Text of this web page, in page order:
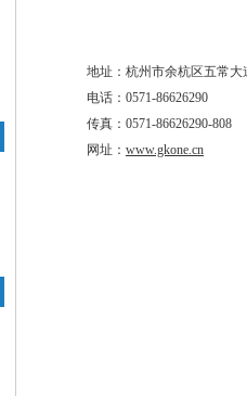
地址：杭州市余杭区五常大
电话：0571-86626290
传真：0571-86626290-808
网址： www.gkone.cn